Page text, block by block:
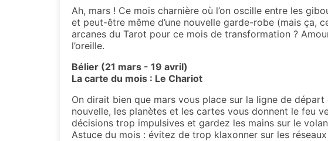
Ah, mars ! Ce mois charnière où l’on oscille entre les
et peut-être même d’une nouvelle garde-robe (mais ça,
arcanes du Tarot pour ce mois de transformation ?
l’oreille.
Bélier (21 mars - 19 avril)
La carte du mois : Le Chariot
On dirait bien que mars vous place sur la ligne de départ
nouvelle, les planètes et les cartes vous donnent le feu
décisions trop impulsives et gardez les mains sur le
Astuce du mois : évitez de trop klaxonner sur les